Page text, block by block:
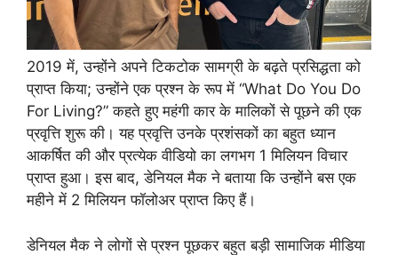
2019 में, उन्होंने अपने टिकटोक सामग्री के बढ़ते प्रसिद्धता को
प्राप्त किया; उन्होंने एक प्रश्न के रूप में “What Do You Do
For Living?” कहते हुए महंगी कार के मालिकों से पूछने की एक
प्रवृत्ति शुरू की। यह प्रवृत्ति उनके प्रशंसकों का बहुत ध्यान
आकर्षित की और प्रत्येक वीडियो का लगभग 1 मिलियन विचार
प्राप्त हुआ। इस बाद, डेनियल मैक ने बताया कि उन्होंने बस एक
महीने में 2 मिलियन फॉलोअर प्राप्त किए हैं।
डेनियल मैक ने लोगों से प्रश्न पूछकर बहुत बड़ी सामाजिक मीडिया